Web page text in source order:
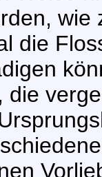
wie
die
die